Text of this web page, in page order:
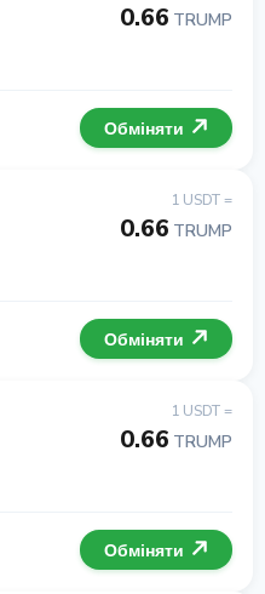
0.66 TRUMP
Обміняти
1 USDT =
0.66 TRUMP
Обміняти
1 USDT =
0.66 TRUMP
Обміняти